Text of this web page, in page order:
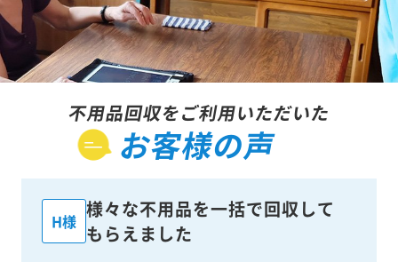
不用品回収をご利用いただいた
お客様の声
H様
様々な不用品を一括で回収して
もらえました